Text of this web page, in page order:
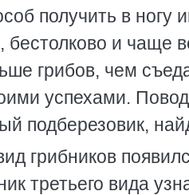
получить в ногу
и чаще
грибов, чем
успехами.
подберезовик,
грибников
третьего вида